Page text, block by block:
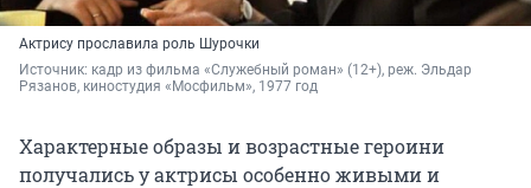
Актрису прославила роль Шурочки
Источник: кадр из фильма «Служебный роман» (12+), реж. Эльдар
Рязанов, киностудия «Мосфильм», 1977 год
Характерные образы и возрастные героини
получались у актрисы особенно живыми и